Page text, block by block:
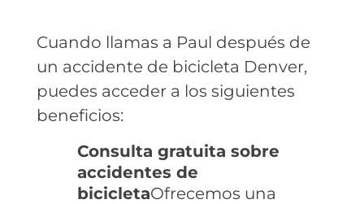
Cuando llamas a Paul después de
un accidente de bicicleta Denver,
puedes acceder a los siguientes
beneficios:
Consulta gratuita sobre
accidentes de
bicicletaOfrecemos una